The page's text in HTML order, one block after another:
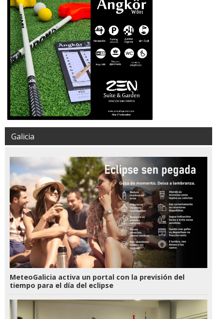
Galicia
MeteoGalicia activa un portal con la previsión del
tiempo para el día del eclipse